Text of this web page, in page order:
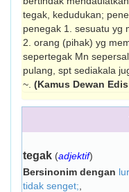
tegak, kedudukan;
penegak 1. sesuatu yg
2. orang (pihak) yg
sepertegak Mn
pulang, spt sediakala
~. (Kamus Dewan
tegak (adjektif)
Bersinonim dengan
tidak senget;